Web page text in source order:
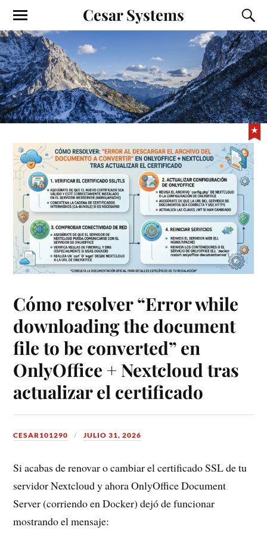
Cesar Systems
Cómo resolver “Error while
downloading the document
file to be converted” en
OnlyOffice + Nextcloud tras
actualizar el certificado
CESAR101290 JULIO 31, 2026
Si acabas de renovar o cambiar el certificado SSL de tu
servidor Nextcloud y ahora OnlyOffice Document
Server (corriendo en Docker) dejó de funcionar
mostrando el mensaje: